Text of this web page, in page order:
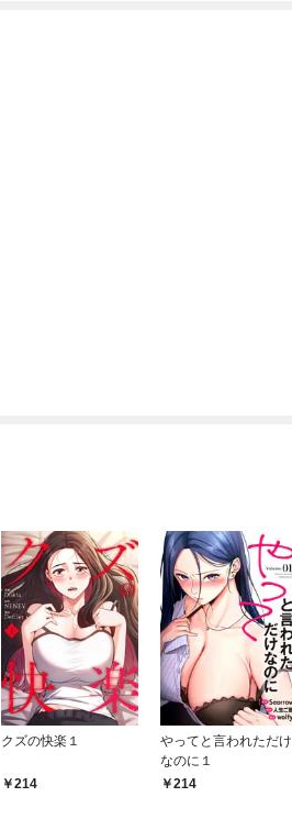
クズの快楽１
214
やってと言われただけ
なのに１
214